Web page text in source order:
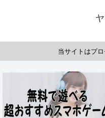
当サイトはプ